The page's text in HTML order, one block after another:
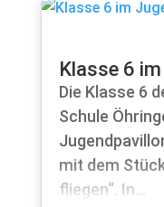
Klasse 6
Die Klasse 6
Schule
mit dem
fliegen“. In...